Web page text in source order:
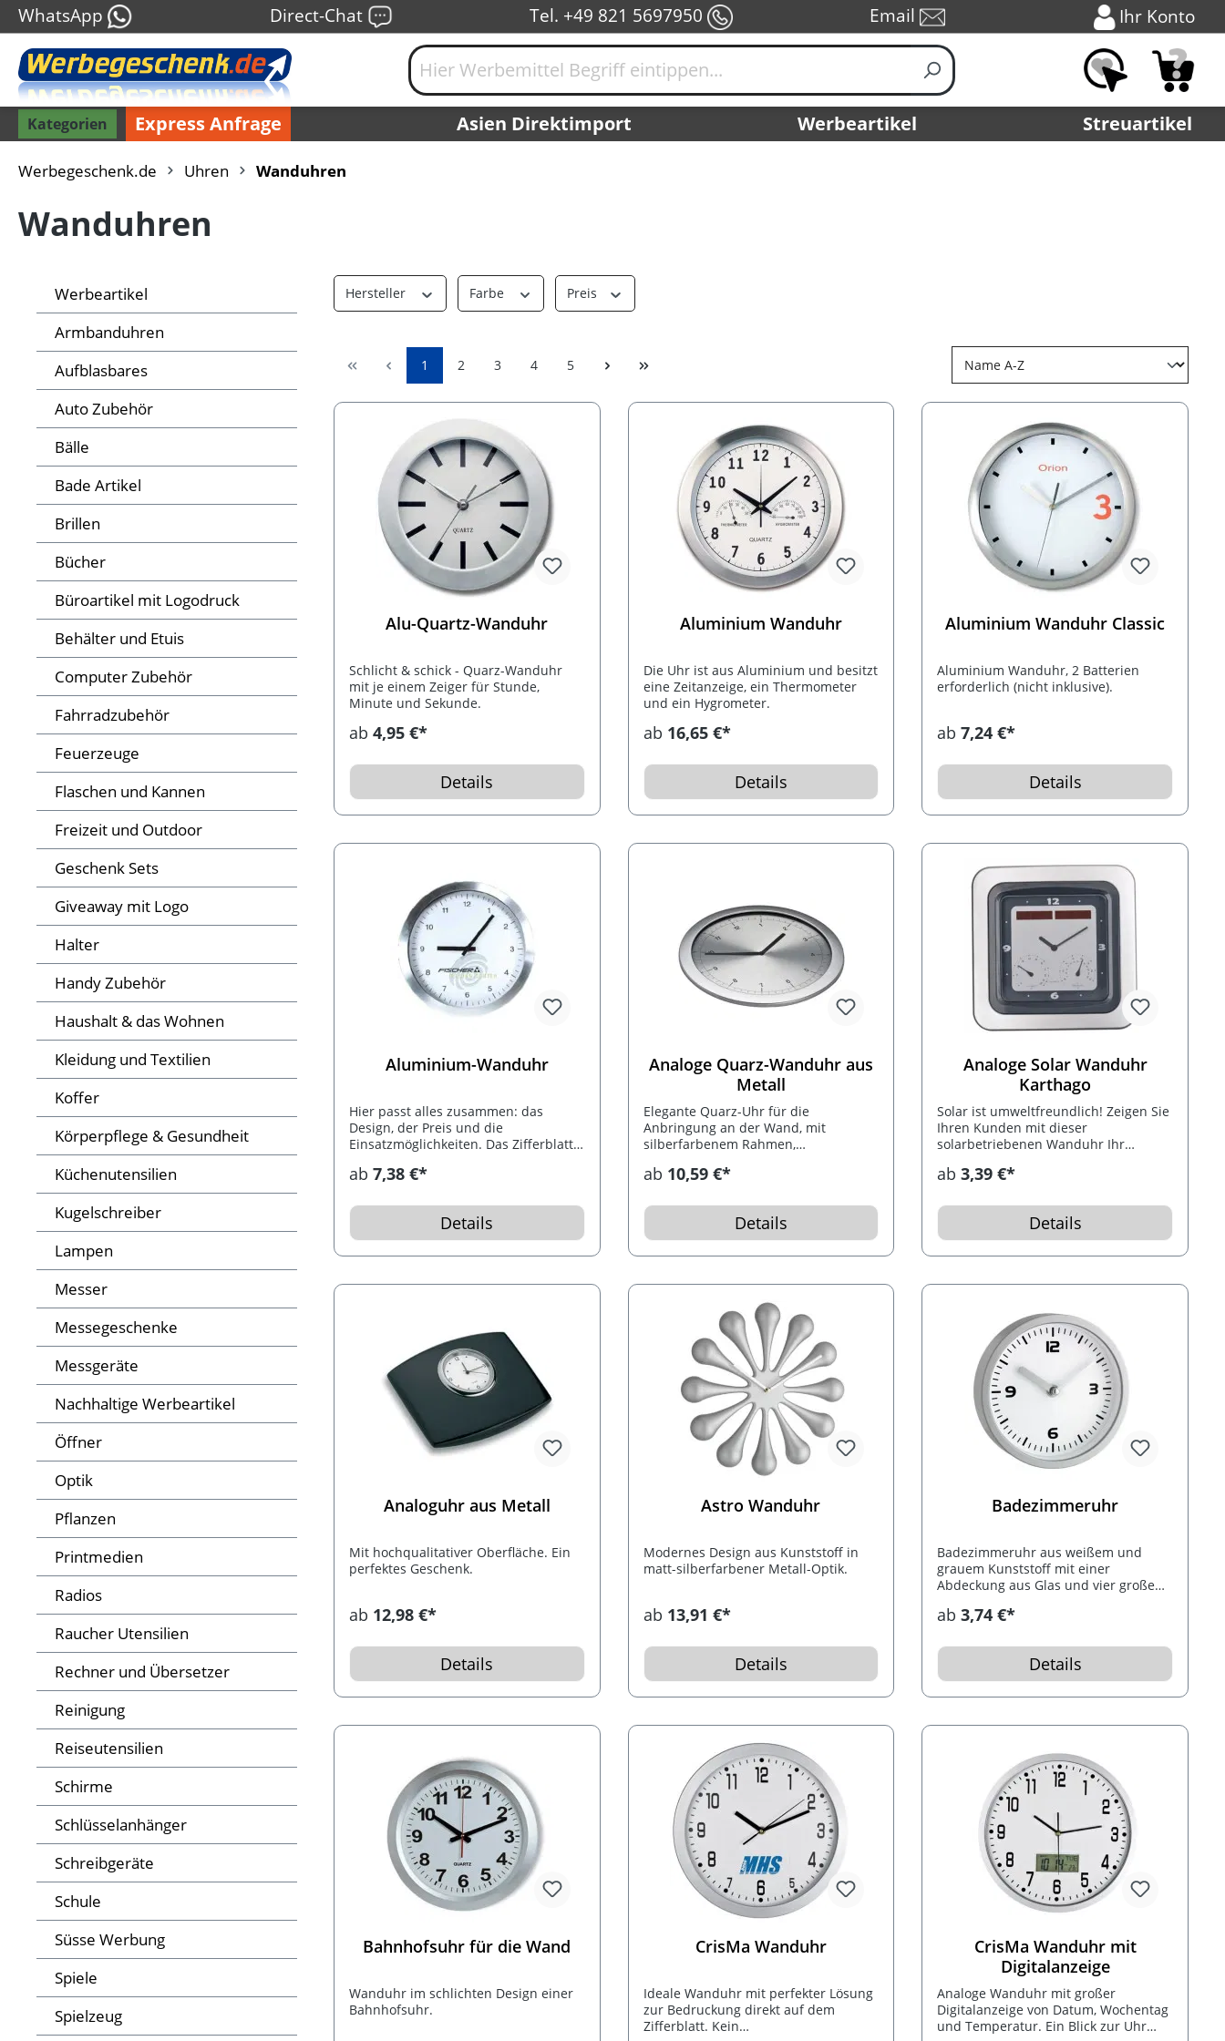
WhatsApp Direct-Chat Tel. +49 821 5697950 Email Ihr Konto
Kategorien Express Anfrage Asien Direktimport Werbeartikel Streuartikel
Werbegeschenk.de Uhren Wanduhren
Wanduhren
Werbeartikel
Armbanduhren
Aufblasbares
Auto Zubehör
Bälle
Bade Artikel
Brillen
Bücher
Büroartikel mit Logodruck
Behälter und Etuis
Computer Zubehör
Fahrradzubehör
Feuerzeuge
Flaschen und Kannen
Freizeit und Outdoor
Geschenk Sets
Giveaway mit Logo
Halter
Handy Zubehör
Haushalt & das Wohnen
Kleidung und Textilien
Koffer
Körperpflege & Gesundheit
Küchenutensilien
Kugelschreiber
Lampen
Messer
Messegeschenke
Messgeräte
Nachhaltige Werbeartikel
Öffner
Optik
Pflanzen
Printmedien
Radios
Raucher Utensilien
Rechner und Übersetzer
Reinigung
Reiseutensilien
Schirme
Schlüsselanhänger
Schreibgeräte
Schule
Süsse Werbung
Spiele
Spielzeug
Hersteller Farbe Preis
1 2 3 4 5
Alu-Quartz-Wanduhr
Schlicht & schick - Quarz-Wanduhr
mit je einem Zeiger für Stunde,
Minute und Sekunde.
ab 4,95 €*
Details
Aluminium Wanduhr
Die Uhr ist aus Aluminium und besitzt
eine Zeitanzeige, ein Thermometer
und ein Hygrometer.
ab 16,65 €*
Details
Aluminium Wanduhr Classic
Aluminium Wanduhr, 2 Batterien
erforderlich (nicht inklusive).
ab7,24 €*
Details
Aluminium-Wanduhr
Hier passt alles zusammen: das
Design, der Preis und die
Einsatzmöglichkeiten. Das Zifferblatt
Stückzahlen bedrucken. Die Uhr
Aluminiumgehäuse. Einzeln verpackt
im Geschenkkarton.
ab 7,38 €*
Details
Analoge Quarz-Wanduhr aus
Metall
Elegante Quarz-Uhr für die
Anbringung an der Wand, mit
silberfarbenem Rahmen,
Ihre Werbung lasern wir durch das
ab 10,59 €*
Details
Analoge Solar Wanduhr
Karthago
Solar ist umweltfreundlich! Zeigen Sie
Ihren Kunden mit dieser
solarbetriebenen Wanduhr Ihr
Kunststoffuhr mit Temperaturanzeige
beiden Solarfelder unterhalb der
zwölf betrieben. Nie wieder eine
stehengebliebene Uhr, nie wieder
Batterien wechseln. Ihren
Einzeln im Karton verpackt.
ab3,39 €*
Details
Analoguhr aus Metall
Mit hochqualitativer Oberfläche. Ein
perfektes Geschenk.
ab 12,98 €*
Details
Astro Wanduhr
Modernes Design aus Kunststoff in
matt-silberfarbener Metall-Optik.
ab 13,91 €*
Details
Badezimmeruhr
Badezimmeruhr aus weißem und
grauem Kunststoff mit einer
Abdeckung aus Glas und vier großen
Bohren), sowohl zum Hängen als auch
ab3,74 €*
Details
Bahnhofsuhr für die Wand
Wanduhr im schlichten Design einer
Bahnhofsuhr.
CrisMa Wanduhr
Ideale Wanduhr mit perfekter Lösung
zur Bedruckung direkt auf dem
Zifferblatt. Kein
CrisMa Wanduhr mit
Digitalanzeige
Analoge Wanduhr mit großer
Digitalanzeige von Datum, Wochentag
und Temperatur. Ein Blick zur Uhr